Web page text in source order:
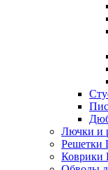
Лючки и
Решетки
Коврики